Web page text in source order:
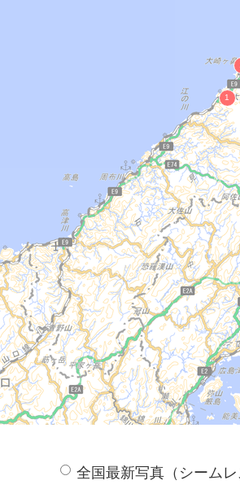
全国最新写真（シーム